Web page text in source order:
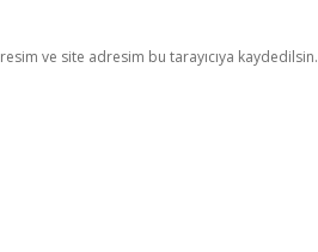
ve site adresim bu tarayıcıya kaydedilsin.